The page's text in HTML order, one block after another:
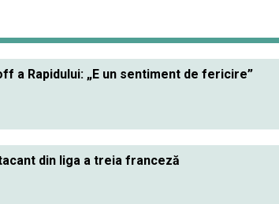
a Rapidului: „E un sentiment de fericire”
din liga a treia franceză